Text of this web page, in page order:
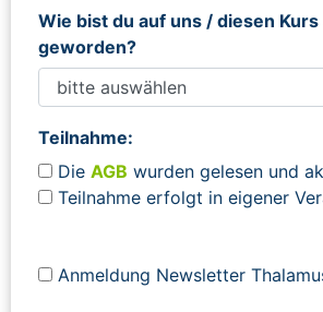
Wie bist du auf uns / diesen
geworden?
Teilnahme:
Die AGB wurden gelesen und
Teilnahme erfolgt in eigener
Anmeldung Newsletter